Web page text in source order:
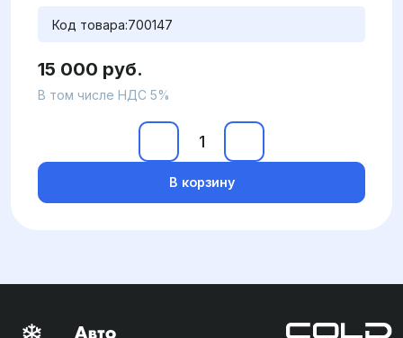
Код товара:700147
15 000 руб.
В том числе НДС 5%
В корзину